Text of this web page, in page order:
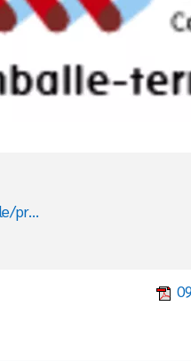
pr...